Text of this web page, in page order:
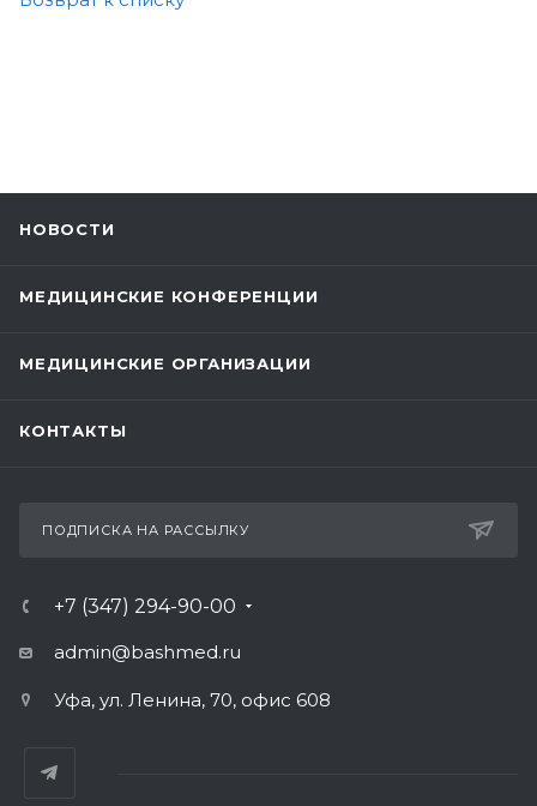
НОВОСТИ
МЕДИЦИНСКИЕ КОНФЕРЕНЦИИ
МЕДИЦИНСКИЕ ОРГАНИЗАЦИИ
КОНТАКТЫ
ПОДПИСКА НА РАССЫЛКУ
+7 (347) 294-90-00
admin@bashmed.ru
Уфа, ул. Ленина, 70, офис 608